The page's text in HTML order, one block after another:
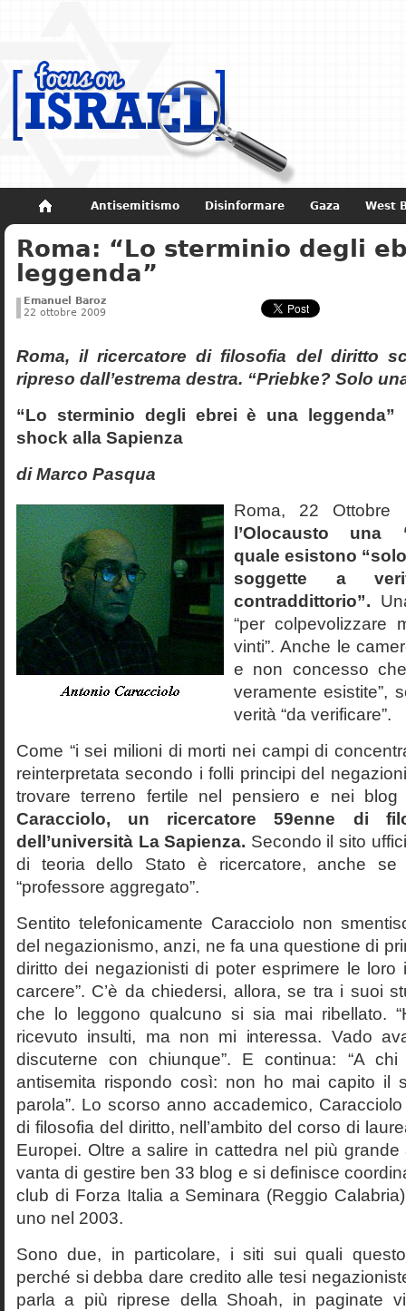
Antisemitismo Disinformare Gaza West
Non dimenticare Storia di Israele
Roma: “Lo sterminio degli
leggenda”
Emanuel Baroz
22 ottobre 2009
Roma, il ricercatore di filosofia del diritto
ripreso dall’estrema destra. “Priebke? Solo
“Lo sterminio degli ebrei è una leggenda”
shock alla Sapienza
di Marco Pasqua
Roma, 22
l’Olocausto una
quale esistono
soggette a
contraddittorio”.
“per colpevolizzare
vinti”. Anche le
e non concesso
veramente esistite”,
verità “da verificare”.
Come “i sei milioni di morti nei campi di
reinterpretata secondo i folli principi del
trovare terreno fertile nel pensiero e nei
Caracciolo, un ricercatore 59enne di
dell’università La Sapienza. Secondo il sito
di teoria dello Stato è ricercatore, anche
“professore aggregato”.
Sentito telefonicamente Caracciolo non
del negazionismo, anzi, ne fa una questione di
diritto dei negazionisti di poter esprimere le loro
carcere”. C’è da chiedersi, allora, se tra i suoi
che lo leggono qualcuno si sia mai ribellato.
ricevuto insulti, ma non mi interessa. Vado
discuterne con chiunque”. E continua: “A
antisemita rispondo così: non ho mai capito il
parola”. Lo scorso anno accademico,
di filosofia del diritto, nell’ambito del corso di
Europei. Oltre a salire in cattedra nel più grande
vanta di gestire ben 33 blog e si definisce
club di Forza Italia a Seminara (Reggio
uno nel 2003.
Sono due, in particolare, i siti sui quali
perché si debba dare credito alle tesi
parla a più riprese della Shoah, in paginate